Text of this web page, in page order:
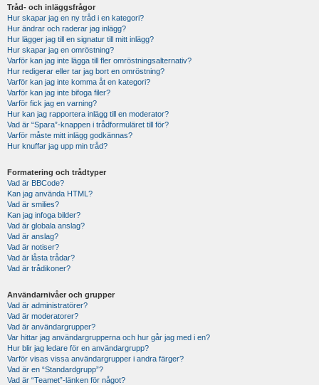
Tråd- och inläggsfrågor
Hur skapar jag en ny tråd i en kategori?
Hur ändrar och raderar jag inlägg?
Hur lägger jag till en signatur till mitt inlägg?
Hur skapar jag en omröstning?
Varför kan jag inte lägga till fler omröstningsalternativ?
Hur redigerar eller tar jag bort en omröstning?
Varför kan jag inte komma åt en kategori?
Varför kan jag inte bifoga filer?
Varför fick jag en varning?
Hur kan jag rapportera inlägg till en moderator?
Vad är “Spara”-knappen i trådformuläret till för?
Varför måste mitt inlägg godkännas?
Hur knuffar jag upp min tråd?
Formatering och trådtyper
Vad är BBCode?
Kan jag använda HTML?
Vad är smilies?
Kan jag infoga bilder?
Vad är globala anslag?
Vad är anslag?
Vad är notiser?
Vad är låsta trådar?
Vad är trådikoner?
Användarnivåer och grupper
Vad är administratörer?
Vad är moderatorer?
Vad är användargrupper?
Var hittar jag användargrupperna och hur går jag med i en?
Hur blir jag ledare för en användargrupp?
Varför visas vissa användargrupper i andra färger?
Vad är en “Standardgrupp”?
Vad är “Teamet”-länken för något?